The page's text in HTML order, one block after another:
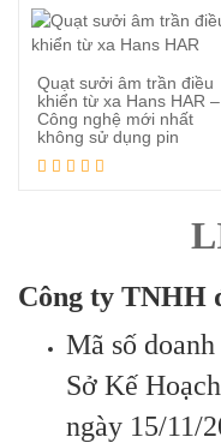
Đọc tiếp
Quạt sưởi âm trần điều
khiển từ xa Hans HAR –
Công nghệ mới nhất
không sử dụng pin
Công ty TNHH
Mã số
Sở Kế
ngày 15/11/